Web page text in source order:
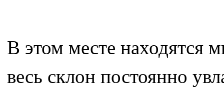
В этом месте находятся
весь склон постоянно